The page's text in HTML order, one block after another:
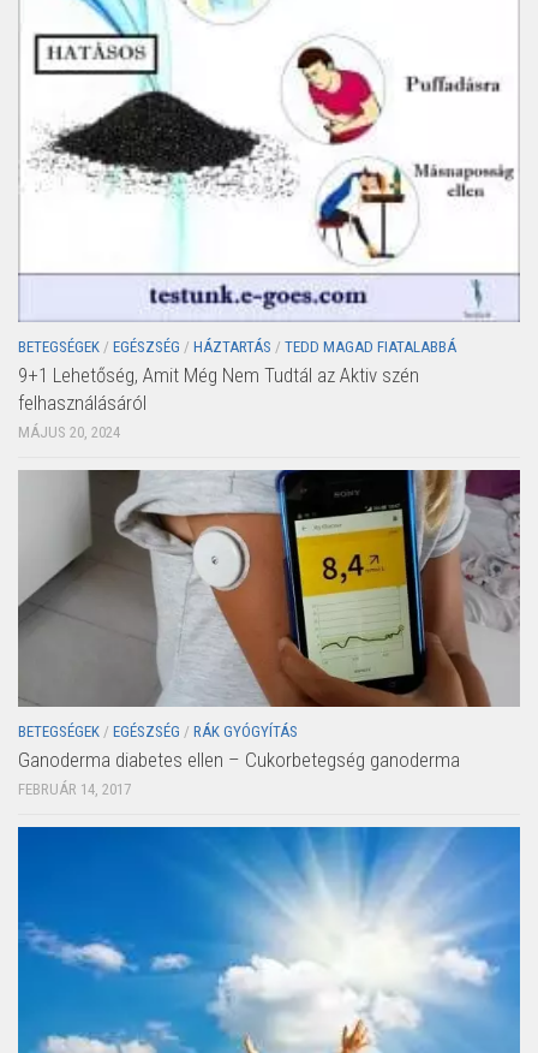
BETEGSÉGEK / EGÉSZSÉG / HÁZTARTÁS / TEDD MAGAD FIATALABBÁ
9+1 Lehetőség, Amit Még Nem Tudtál az Aktiv szén
felhasználásáról
MÁJUS 20, 2024
BETEGSÉGEK / EGÉSZSÉG / RÁK GYÓGYÍTÁS
Ganoderma diabetes ellen – Cukorbetegség ganoderma
FEBRUÁR 14, 2017